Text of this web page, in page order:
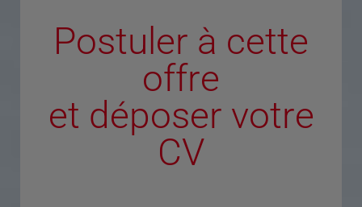
Postuler à cette
offre
et déposer votre
CV